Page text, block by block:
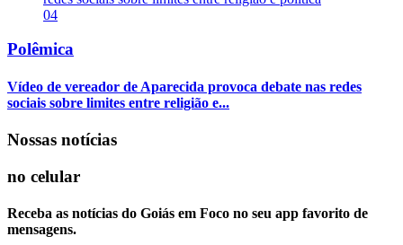
04
Polêmica
Vídeo de vereador de Aparecida provoca debate nas redes
sociais sobre limites entre religião e...
Nossas notícias
no celular
Receba as notícias do Goiás em Foco no seu app favorito de
mensagens.